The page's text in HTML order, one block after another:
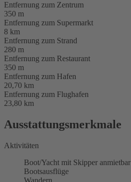
Entfernung zum Zentrum
350 m
Entfernung zum Supermarkt
8 km
Entfernung zum Strand
280 m
Entfernung zum Restaurant
350 m
Entfernung zum Hafen
20,70 km
Entfernung zum Flughafen
23,80 km
Ausstattungsmerkmale
Aktivitäten
Boot/Yacht mit Skipper anmietbar
Bootsausflüge